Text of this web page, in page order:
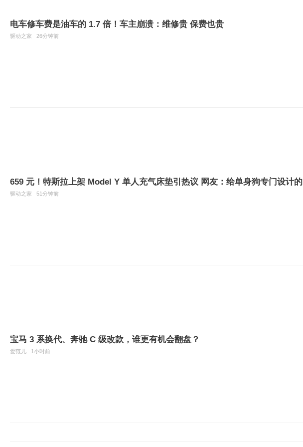
电车修车费是油车的 1.7 倍！车主崩溃：维修贵 保费也贵
驱动之家 26分钟前
659 元！特斯拉上架 Model Y 单人充气床垫引热议 网友：给单身狗专门设计的
驱动之家 51分钟前
宝马 3 系换代、奔驰 C 级改款，谁更有机会翻盘？
爱范儿 1小时前